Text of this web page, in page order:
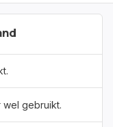
wel gebruikt.